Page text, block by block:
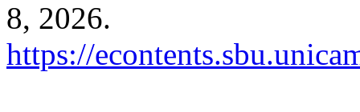
8, 2026.
https://